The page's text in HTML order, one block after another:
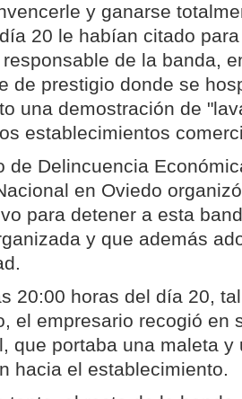
y ganarse
20 le habían citado
de la banda,
de prestigio donde se
una demostración de
establecimientos
de Delincuencia
en Oviedo
para detener a esta
y que además
20:00 horas del día 20,
el empresario recogió en
que portaba una maleta y
hacia el establecimiento.